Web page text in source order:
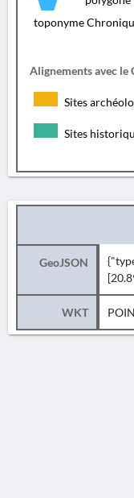
toponyme
Alignements avec le
Sites
Sites
GeoJSON
WKT